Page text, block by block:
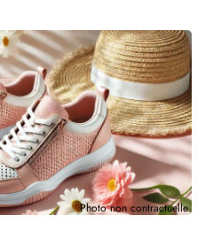
Photo non contractuelle